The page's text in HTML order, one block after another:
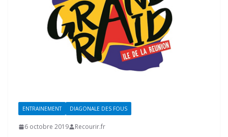
ENTRAINEMENT DIAGONALE DES FOUS
6 octobre 2019 Recourir.fr